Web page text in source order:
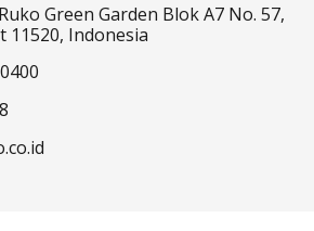
Green Garden Blok A7 No. 57,
11520, Indonesia